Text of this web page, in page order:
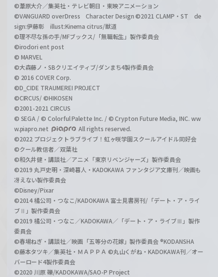
©葦原大介／集英社・テレビ朝日・東映アニメーション
©VANGUARD overDress Character Design ©2021 CLAMP・ST de
sign:伊藤彰 illust:Kinema citrus/獣道
©理不尽な孫の手/MFブックス/「無職転生」製作委員会
©irodori ent post
© MARVEL
©大森藤ノ・SBクリエイティブ/ダンまち4製作委員会
© 2016 COVER Corp.
©D_CIDE TRAUMEREI PROJECT
©CIRCUS/ ©HIKOSEN
©2001-2021 CIRCUS
© SEGA / © Colorful Palette Inc. / © Crypton Future Media, INC. ww
w.piapro.net
All rights reserved.
©2022 プロジェクトラブライブ！虹ヶ咲学園スクールアイドル同好会
©クール教信者／双葉社
©和久井健・講談社／アニメ「東京リベンジャーズ」製作委員会
©2019 丸戸史明・深崎暮人・KADOKAWA ファンタジア文庫刊／映画も
冴えない製作委員会
©Disney/Pixar
©2014 橘公司・つなこ/KADOKAWA 富士見書房刊/「デート・ア・ライ
ブⅡ」製作委員会
©2019 橘公司・つなこ／KADOKAWA／「デート・ア・ライブⅢ」製作
委員会
©春場ねぎ・講談社／映画「五等分の花嫁」製作委員会 ®KODANSHA
©藤本タツキ／集英社・ＭＡＰＰＡ ©丸山くがね・KADOKAWA刊／オー
バーロード4製作委員会
©2020 川原 礫/KADOKAWA/SAO-P Project